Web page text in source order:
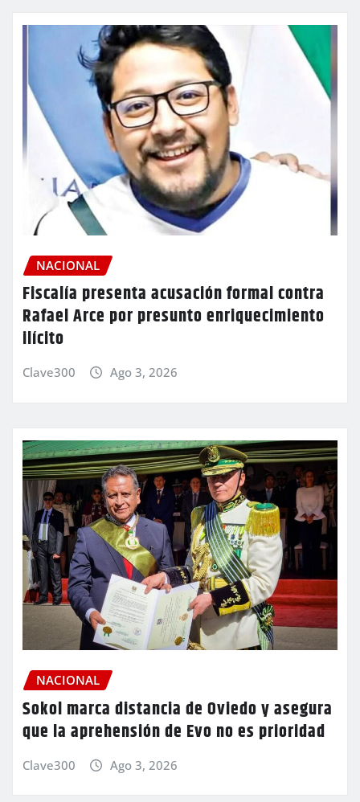
NACIONAL
Fiscalía presenta acusación formal contra
Rafael Arce por presunto enriquecimiento
ilícito
Clave300 Ago 3, 2026
NACIONAL
Sokol marca distancia de Oviedo y asegura
que la aprehensión de Evo no es prioridad
Clave300 Ago 3, 2026